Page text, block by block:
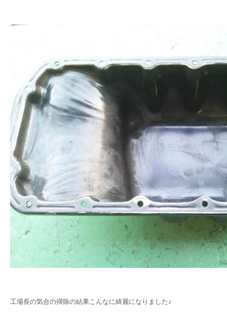
工場長の気合の掃除の結果こんなに綺麗になりました♪